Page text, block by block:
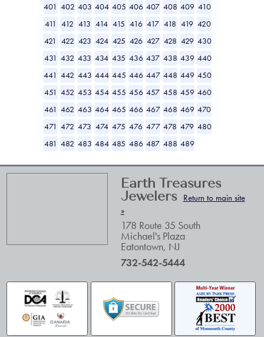
401 402 403 404 405 406 407 408 409 410
411
412 413 414 415 416 417 418 419 420
421
422 423 424 425 426 427 428 429 430
431 432 433 434 435 436 437 438 439 440
441 442 443 444 445 446 447 448 449 450
451 452 453 454 455 456 457 458 459 460
461 462 463 464 465 466 467 468 469 470
471 472 473 474 475 476 477 478 479 480
481 482 483 484 485 486 487 488 489
Earth Treasures
Jewelers Return to main site
»
178 Route 35 South
Michael's Plaza
Eatontown, NJ
732-542-5444